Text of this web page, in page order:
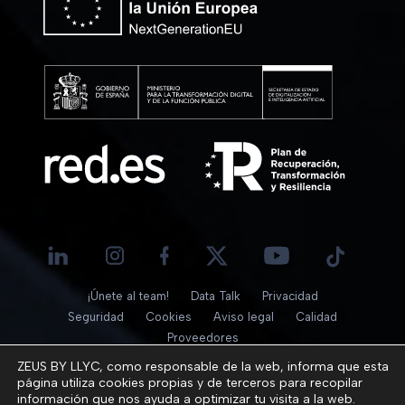
¡Únete al team! Data Talk
Privacidad
Seguridad
Cookies Aviso legal
Calidad
Proveedores
ZEUS BY LLYC, como responsable de la web, informa que esta
página utiliza cookies propias y de terceros para recopilar
información que nos ayuda a optimizar tu visita a la web.